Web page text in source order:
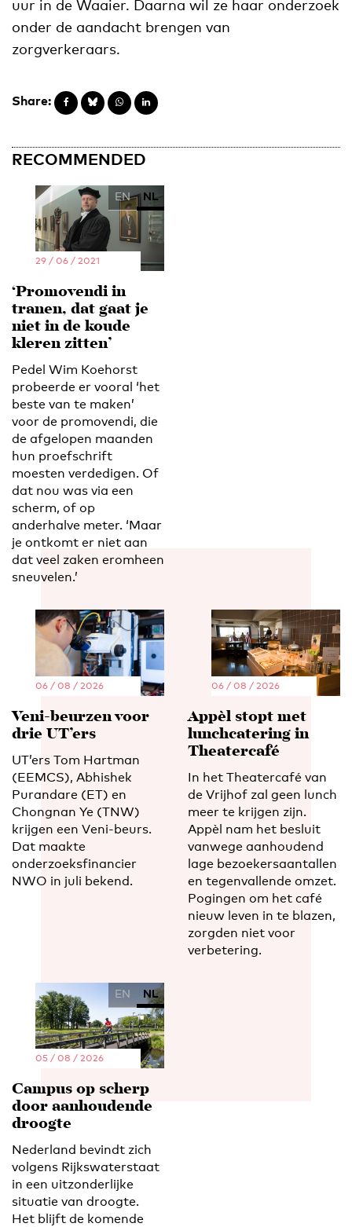
uur in de Waaier. Daarna wil ze haar onderzoek
onder de aandacht brengen van
zorgverkeraars.
Share:
RECOMMENDED
EN NL
29 / 06 / 2021
‘Promovendi in
tranen, dat gaat je
niet in de koude
kleren zitten’
Pedel Wim Koehorst
probeerde er vooral ‘het
beste van te maken’
voor de promovendi, die
de afgelopen maanden
hun proefschrift
moesten verdedigen. Of
dat nou was via een
scherm, of op
anderhalve meter. ‘Maar
je ontkomt er niet aan
dat veel zaken eromheen
sneuvelen.’
06 / 08 / 2026
Veni-beurzen voor
drie UT’ers
UT’ers Tom Hartman
(EEMCS), Abhishek
Purandare (ET) en
Chongnan Ye (TNW)
krijgen een Veni-beurs.
Dat maakte
onderzoeksfinancier
NWO in juli bekend.
06 / 08 / 2026
Appèl stopt met
lunchcatering in
Theatercafé
In het Theatercafé van
de Vrijhof zal geen lunch
meer te krijgen zijn.
Appèl nam het besluit
vanwege aanhoudend
lage bezoekersaantallen
en tegenvallende omzet.
Pogingen om het café
nieuw leven in te blazen,
zorgden niet voor
verbetering.
EN NL
05 / 08 / 2026
Campus op scherp
door aanhoudende
droogte
Nederland bevindt zich
volgens Rijkswaterstaat
in een uitzonderlijke
situatie van droogte.
Het blijft de komende